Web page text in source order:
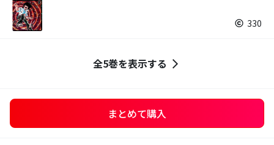
330
全5巻を表示する
まとめて購入